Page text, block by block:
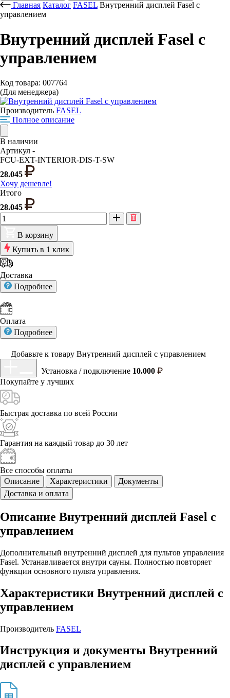
Главная Каталог FASEL Внутренний дисплей Fasel c
управлением
Внутренний дисплей Fasel c
управлением
Код товара: 007764
(Для менеджера)
Производитель FASEL
Полное описание
В наличии
Артикул -
FCU-EXT-INTERIOR-DIS-T-SW
28.045
Хочу дешевле!
Итого
28.045
В корзину
Купить в 1 клик
Доставка
Подробнее
Оплата
Подробнее
Добавьте к товару Внутренний дисплей c управлением
Установка / подключение 10.000
Покупайте у лучших
Быстрая доставка по всей России
Гарантия на каждый товар до 30 лет
Все способы оплаты
Описание
Характеристики
Документы
Доставка и оплата
Описание Внутренний дисплей Fasel c
управлением
Дополнительный внутренний дисплей для пультов управления
Fasel. Устанавливается внутри сауны. Полностью повторяет
функции основного пульта управления.
Характеристики Внутренний дисплей c
управлением
Производитель FASEL
Инструкция и документы Внутренний
дисплей c управлением